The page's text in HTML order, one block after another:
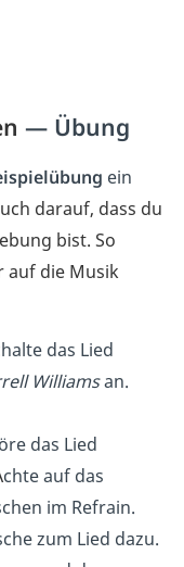
— Übung
ein
darauf, dass du
bist. So
auf die Musik
das Lied
Williamsan.
das Lied
chte auf das
im Refrain.
zum Lied dazu.